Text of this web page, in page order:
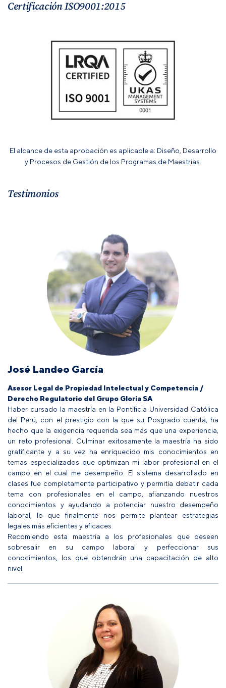
Certificación ISO9001:2015
El alcance de esta aprobación es aplicable a: Diseño, Desarrollo
y Procesos de Gestión de los Programas de Maestrías.
Testimonios
José Landeo García
Asesor Legal de Propiedad Intelectual y Competencia /
Derecho Regulatorio del Grupo Gloria SA
Haber cursado la maestría en la Pontificia Universidad Católica
del Perú, con el prestigio con la que su Posgrado cuenta, ha
hecho que la exigencia requerida sea más que una experiencia,
un reto profesional. Culminar exitosamente la maestría ha sido
gratificante y a su vez ha enriquecido mis conocimientos en
temas especializados que optimizan mi labor profesional en el
campo en el cual me desempeño. El sistema desarrollado en
clases fue completamente participativo y permitía debatir cada
tema con profesionales en el campo, afianzando nuestros
conocimientos y ayudando a potenciar nuestro desempeño
laboral, lo que finalmente nos permite plantear estrategias
legales más eficientes y eficaces.
Recomiendo esta maestría a los profesionales que deseen
sobresalir en su campo laboral y perfeccionar sus
conocimientos, los que obtendrán una capacitación de alto
nivel.